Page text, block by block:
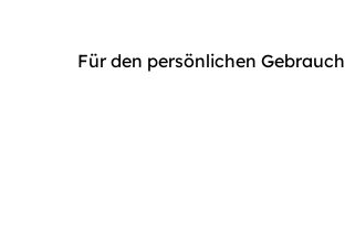
Für den persönlichen Gebrauch